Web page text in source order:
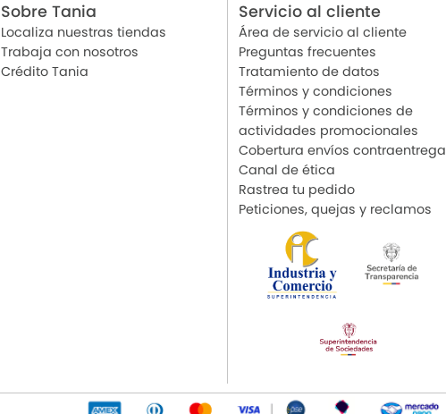
Sobre Tania
Localiza nuestras tiendas
Trabaja con nosotros
Crédito Tania
Servicio al cliente
Área de servicio al cliente
Preguntas frecuentes
Tratamiento de datos
Términos y condiciones
Términos y condiciones de
actividades promocionales
Cobertura envíos contraentrega
Canal de ética
Rastrea tu pedido
Peticiones, quejas y reclamos